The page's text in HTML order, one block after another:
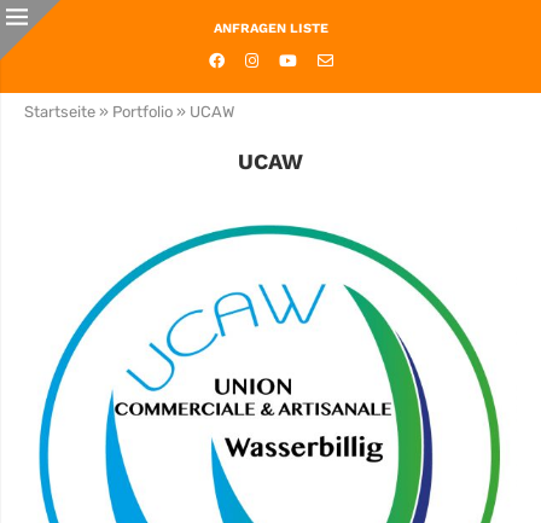
ANFRAGEN LISTE
Startseite » Portfolio » UCAW
UCAW